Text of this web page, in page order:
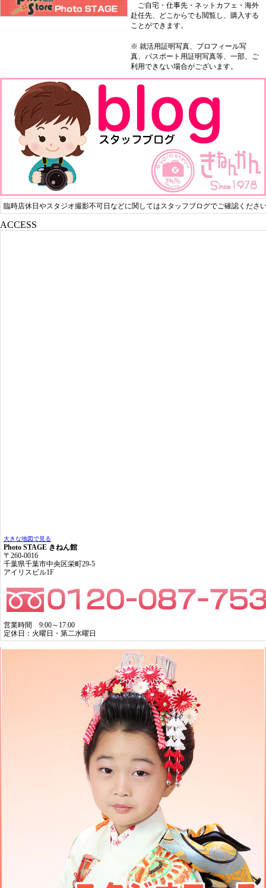
ご自宅・仕事先・ネットカフェ・海外
赴任先、どこからでも閲覧し、購入する
ことができます。
※ 就活用証明写真、プロフィール写
真、パスポート用証明写真等、一部、ご
利用できない場合がございます。
臨時店休日やスタジオ撮影不可日などに関してはスタッフブログでご確認くださ
ACCESS
大きな地図で見る
Photo STAGE きねん館
〒260-0016
千葉県千葉市中央区栄町29-5
アイリスビル1F
営業時間 9:00～17:00
定休日：火曜日・第二水曜日